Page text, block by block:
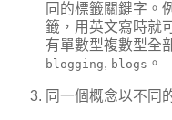
同的標籤關鍵字。
籤，用英文寫時就
有單數型複數型全
blogging, blogs 。
同一個概念以不同